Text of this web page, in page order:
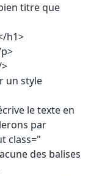
titre que
h1>
un style
le texte en
par
class="
des balises